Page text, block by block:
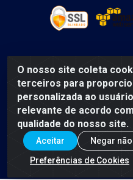
O nosso site coleta
terceiros para
personalizada ao
relevante de acordo
qualidade do nosso site.
Aceitar
Negar
Preferências de Cookies
DCA DISTRIBUIDORA DE
LUIS EDUARDO
- CEP 44135-000 -